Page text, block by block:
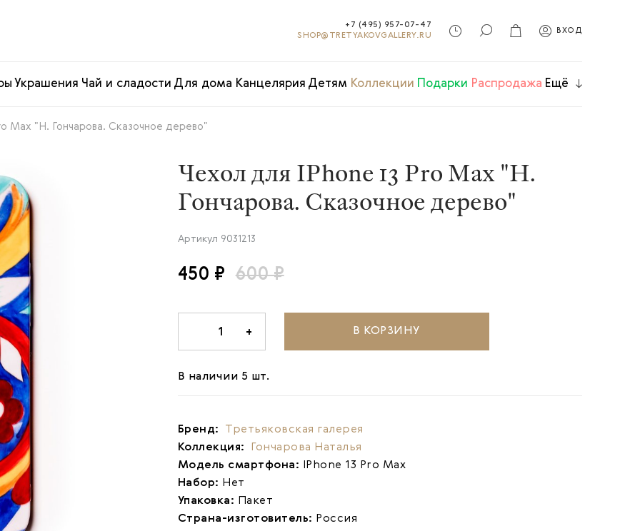
+7 (495) 957-07-47
SHOP@TRETYAKOVGALLERY.RU
ВХОД
Украшения Чай и сладости Для дома Канцелярия Детям Коллекции Подарки Распродажа Ещё
Max "Н. Гончарова. Сказочное дерево"
Чехол для IPhone 13 Pro Max "Н.
Гончарова. Сказочное дерево"
Артикул 9031213
450 ₽ 600 ₽
1 + В КОРЗИНУ
В наличии 5 шт.
Бренд: Третьяковская галерея
Коллекция:
Гончарова Наталья
Модель смартфона:
IPhone 13 Pro Max
Набор: Нет
Упаковка: Пакет
Страна-изготовитель: Россия